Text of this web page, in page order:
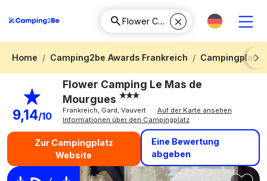
Home Camping2be Awards Frankreich
Campingplatz
Next
9,14/10
Flower Camping Le Mas de
Mourgues
Frankreich, Gard, Vauvert
Auf der Karte ansehen
Informationen über den Campingplatz
Zur Campingplatz
Website
Eine Bewertung
abgeben